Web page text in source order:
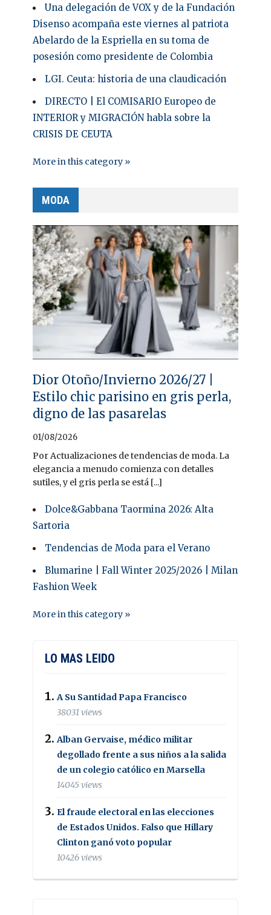
Una delegación de VOX y de la Fundación
Disenso acompaña este viernes al patriota
Abelardo de la Espriella en su toma de
posesión como presidente de Colombia
LGI. Ceuta: historia de una claudicación
DIRECTO | El COMISARIO Europeo de
INTERIOR y MIGRACIÓN habla sobre la
CRISIS DE CEUTA
More in this category »
MODA
Dior Otoño/Invierno 2026/27 |
Estilo chic parisino en gris perla,
digno de las pasarelas
01/08/2026
Por Actualizaciones de tendencias de moda. La
elegancia a menudo comienza con detalles
sutiles, y el gris perla se está [...]
Dolce&Gabbana Taormina 2026: Alta
Sartoria
Tendencias de Moda para el Verano
Blumarine | Fall Winter 2025/2026 | Milan
Fashion Week
More in this category »
LO MAS LEIDO
A Su Santidad Papa Francisco
38031 views
Alban Gervaise, médico militar
degollado frente a sus niños a la salida
de un colegio católico en Marsella
14045 views
El fraude electoral en las elecciones
de Estados Unidos. Falso que Hillary
Clinton ganó voto popular
10426 views